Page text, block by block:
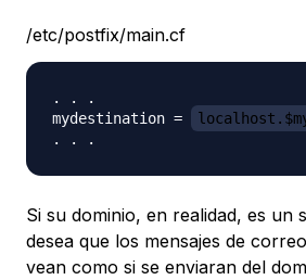
/etc/postfix/main.cf
. . .
mydestination =
Si su dominio, en realidad, es un
desea que los mensajes de
vean como si se enviaran del